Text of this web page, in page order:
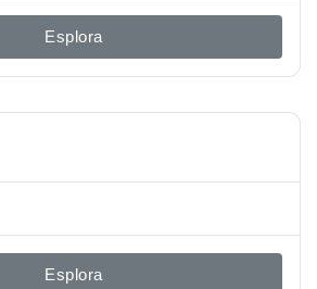
Esplora
Esplora